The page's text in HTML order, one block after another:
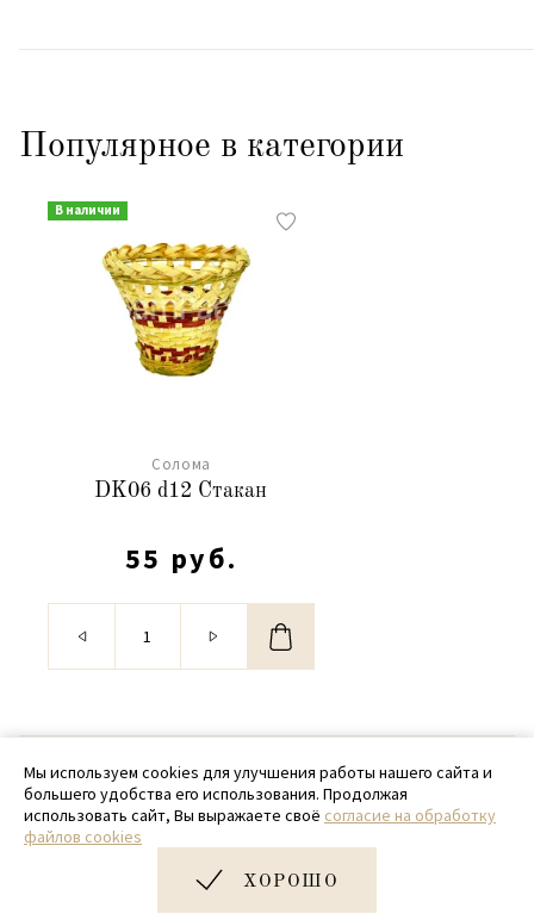
Популярное в категории
В наличии
Солома
DK06 d12 Стакан
55 руб.
© 2020 - 2026 SamPack
+ 7 (918) 699-97-87
zakaz@sampack.store
Дизайн и разработка сайта
Мы используем cookies для улучшения работы нашего сайта и
большего удобства его использования. Продолжая
использовать сайт, Вы выражаете своё согласие на обработку
файлов cookies
ХОРОШО